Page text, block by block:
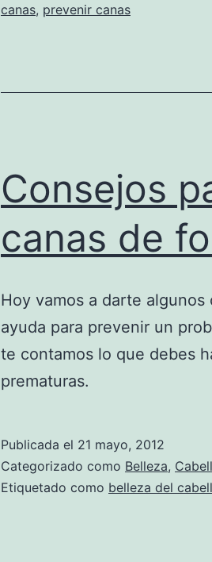
canas, prevenir canas
Consejos
canas de
Hoy vamos a darte
ayuda para prevenir un
te contamos lo que debes
prematuras.
Publicada el 21 mayo, 2012
Categorizado como Belleza,
Etiquetado como belleza del